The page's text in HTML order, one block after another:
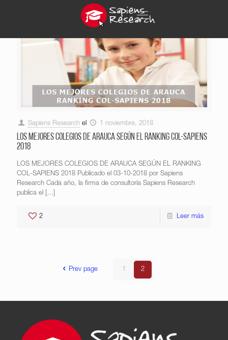
Sapiens Research el 1 noviembre, 2018
LOS MEJORES COLEGIOS DE ARAUCA SEGÚN EL RANKING COL-SAPIENS
2018
LOS MEJORES COLEGIOS DE ARAUCA SEGÚN EL RANKING
COL-SAPIENS 2018 Publicado el 03-10-2018 por Sapiens
Research Cada año, la firma de consultoría Sapiens Research
publica el […]
2 Leer más
Prev page 1 2